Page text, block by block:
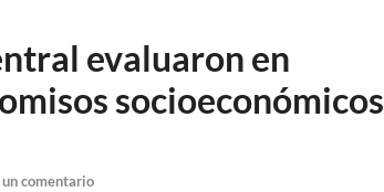
evaluaron en
socioeconómicos
comentario